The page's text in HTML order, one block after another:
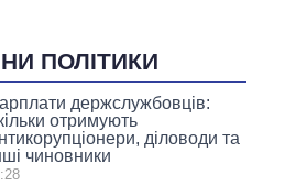
ПОЛІТИКИ
держслужбовців:
отримують
діловоди та
чиновники